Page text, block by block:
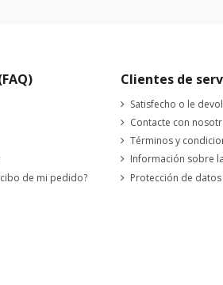
de mi pedido?
Clientes de
Satisfecho o le
Contacte con
Términos y
Información sobre
Protección de datos